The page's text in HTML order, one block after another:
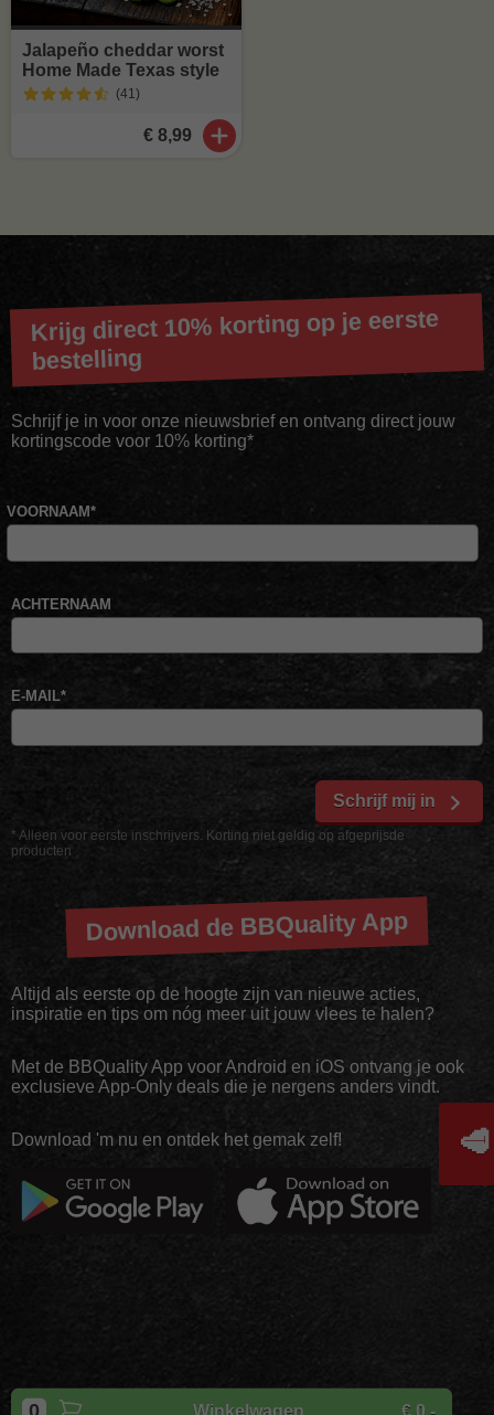
Winkelwagen
0 € 0,-
Jalapeño cheddar worst
Home Made Texas style
(41)
€ 8,99
Krijg direct 10% korting op je eerste
bestelling
Schrijf je in voor onze nieuwsbrief en ontvang direct jouw
kortingscode voor 10% korting*
* Alleen voor eerste inschrijvers. Korting niet geldig op afgeprijsde
producten
VOORNAAM*
ACHTERNAAM
E-MAIL*
Schrijf mij in
Download de BBQuality App
Altijd als eerste op de hoogte zijn van nieuwe acties,
inspiratie en tips om nóg meer uit jouw vlees te halen?
Met de BBQuality App voor Android en iOS ontvang je ook
exclusieve App-Only deals die je nergens anders vindt.
Download 'm nu en ontdek het gemak zelf!
CopyrightBBQuality
🥩